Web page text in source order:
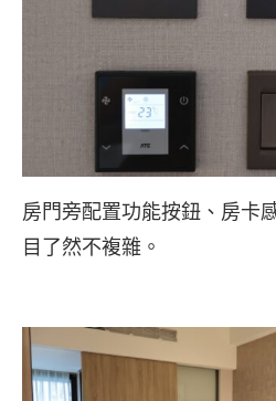
房門旁配置功能按鈕、房卡
目了然不複雜。